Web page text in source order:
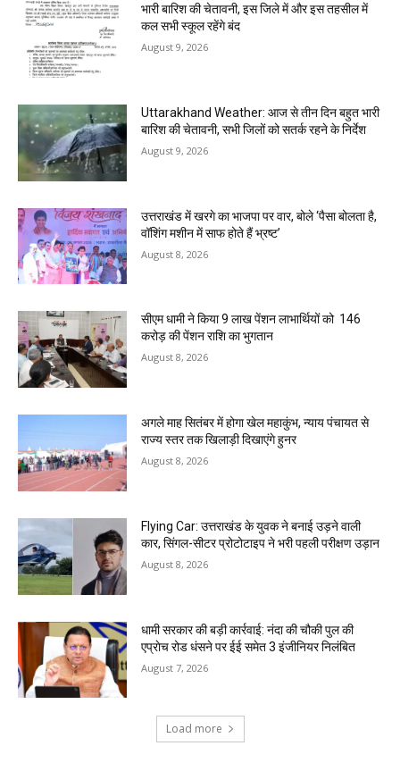
भारी बारिश की चेतावनी, इस जिले में और इस तहसील में
कल सभी स्कूल रहेंगे बंद
August 9, 2026
Uttarakhand Weather: आज से तीन दिन बहुत भारी
बारिश की चेतावनी, सभी जिलों को सतर्क रहने के निर्देश
August 9, 2026
उत्तराखंड में खरगे का भाजपा पर वार, बोले ‘पैसा बोलता है,
वॉशिंग मशीन में साफ होते हैं भ्रष्ट’
August 8, 2026
सीएम धामी ने किया 9 लाख पेंशन लाभार्थियों को ₹ 146
करोड़ की पेंशन राशि का भुगतान
August 8, 2026
अगले माह सितंबर में होगा खेल महाकुंभ, न्याय पंचायत से
राज्य स्तर तक खिलाड़ी दिखाएंगे हुनर
August 8, 2026
Flying Car: उत्तराखंड के युवक ने बनाई उड़ने वाली
कार, सिंगल-सीटर प्रोटोटाइप ने भरी पहली परीक्षण उड़ान
August 8, 2026
धामी सरकार की बड़ी कार्रवाई: नंदा की चौकी पुल की
एप्राेच रोड धंसने पर ईई समेत 3 इंजीनियर निलंबित
August 7, 2026
Load more